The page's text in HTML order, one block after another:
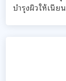
บำรุงผิวให้เนีย